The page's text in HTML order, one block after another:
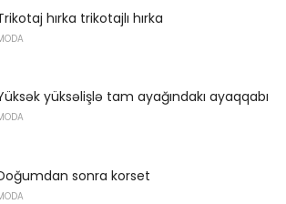
hırka trikotajlı hırka
yüksəlişlə tam ayağındakı ayaqqabı
sonra korset